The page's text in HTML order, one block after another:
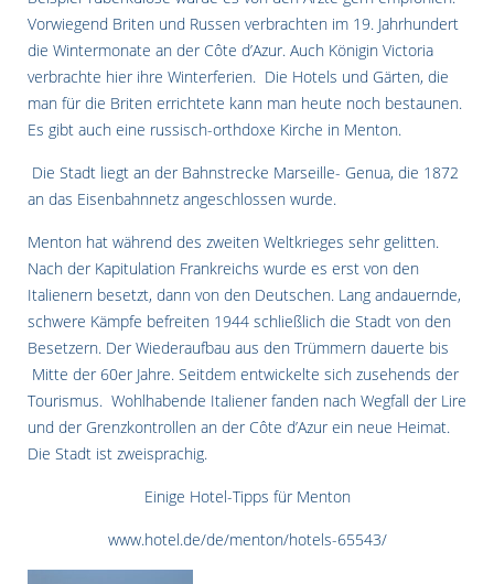
Vorwiegend Briten und Russen verbrachten im 19. Jahrhundert
die Wintermonate an der Côte d’Azur. Auch Königin Victoria
verbrachte hier ihre Winterferien. Die Hotels und Gärten, die
man für die Briten errichtete kann man heute noch bestaunen.
Es gibt auch eine russisch-orthdoxe Kirche in Menton.
Die Stadt liegt an der Bahnstrecke Marseille- Genua, die 1872
an das Eisenbahnnetz angeschlossen wurde.
Menton hat während des zweiten Weltkrieges sehr gelitten.
Nach der Kapitulation Frankreichs wurde es erst von den
Italienern besetzt, dann von den Deutschen. Lang andauernde,
schwere Kämpfe befreiten 1944 schließlich die Stadt von den
Besetzern. Der Wiederaufbau aus den Trümmern dauerte bis
Mitte der 60er Jahre. Seitdem entwickelte sich zusehends der
Tourismus. Wohlhabende Italiener fanden nach Wegfall der Lire
und der Grenzkontrollen an der Côte d’Azur ein neue Heimat.
Die Stadt ist zweisprachig.
Einige Hotel-Tipps für Menton
www.hotel.de/de/menton/hotels-65543/